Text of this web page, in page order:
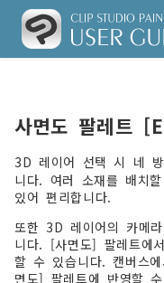
사면도 팔레트
3D 레이어 선택 시 네
니다. 여러 소재를 배치
있어 편리합니다.
또한 3D 레이어의 카메
니다. [사면도] 팔레트에
할 수 있습니다. 캔버스
면도] 팔레트에 반영할